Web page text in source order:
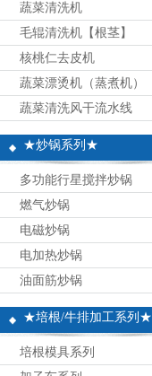
蔬菜清洗机
毛辊清洗机【根茎】
核桃仁去皮机
蔬菜漂烫机（蒸煮机）
蔬菜清洗风干流水线
★炒锅系列★
多功能行星搅拌炒锅
燃气炒锅
电磁炒锅
电加热炒锅
油面筋炒锅
★培根/牛排加工系列★
培根模具系列